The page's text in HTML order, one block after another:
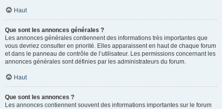
Haut
Que sont les annonces générales ?
Les annonces générales contiennent des informations très importantes que
vous devriez consulter en priorité. Elles apparaissent en haut de chaque forum
et dans le panneau de contrôle de l’utilisateur. Les permissions concernant les
annonces générales sont définies par les administrateurs du forum.
Haut
Que sont les annonces ?
Les annonces contiennent souvent des informations importantes sur le forum